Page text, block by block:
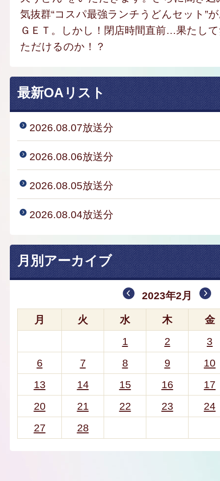
気抜群“コスパ最強ランチうどんセット”
ＧＥＴ。しかし！閉店時間直前…果たし
ただけるのか！？
最新OAリスト
2026.08.07放送分
2026.08.06放送分
2026.08.05放送分
2026.08.04放送分
月別アーカイブ
2023年2月
月 火 水 木
金
1
2
3
6
7 8 9
10
13
14 15 16
17
20
21 22 23
24
27
28